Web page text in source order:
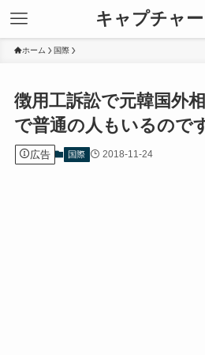
キャプチャ
ホーム 国際
徴用工訴訟で元韓国外
で普通の人もいるので
広告 国際 2018-11-24